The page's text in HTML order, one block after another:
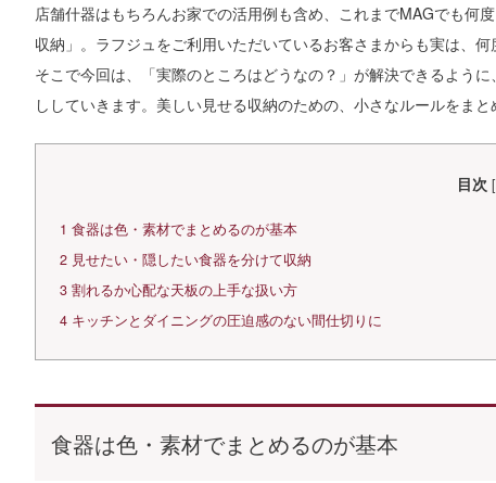
店舗什器はもちろんお家での活用例も含め、これまでMAGでも何
収納」。ラフジュをご利用いただいているお客さまからも実は、
そこで今回は、「実際のところはどうなの？」が解決できるよう
ししていきます。美しい見せる収納のための、小さなルールをまと
目次 [
1 食器は色・素材でまとめるのが基本
2 見せたい・隠したい食器を分けて収納
3 割れるか心配な天板の上手な扱い方
4 キッチンとダイニングの圧迫感のない間仕切りに
食器は色・素材でまとめるのが基本